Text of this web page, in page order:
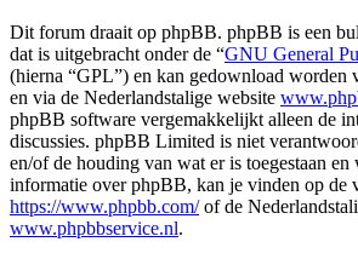
Dit forum draait op phpBB. phpBB is een
dat is uitgebracht onder de “GNU General
(hierna “GPL”) en kan gedownload worden
en via de Nederlandstalige website
phpBB software vergemakkelijkt alleen de
discussies. phpBB Limited is niet
en/of de houding van wat er is toegestaan en
informatie over phpBB, kan je vinden op de
https://www.phpbb.com/of de
www.phpbbservice.nl.